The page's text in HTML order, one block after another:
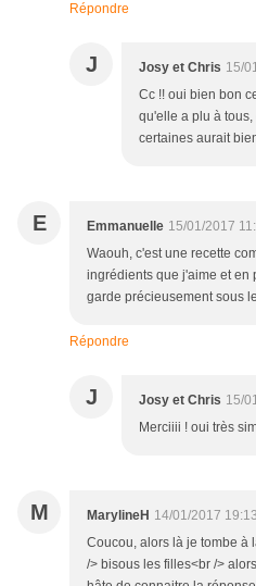
Répondre
J Josy et Chris 15/
Cc !! oui bien bon
qu'elle a plu à
certaines aurait
E Emmanuelle 15/01/2017
Waouh, c'est une recette
ingrédients que j'aime et en
garde précieusement sous
Répondre
J Josy et Chris 15/
Merciiii ! oui très
M MarylineH 14/01/2017 19:13
Coucou, alors là je tombe à
/> bisous les filles<br />